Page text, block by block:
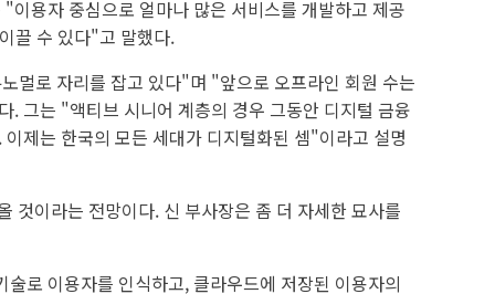
용자 중심으로 얼마나 많은 서비스를 개발하고 제공
끌 수 있다"고 말했다.
멀로 자리를 잡고 있다"며 "앞으로 오프라인 회원 수는
. 그는 "액티브 시니어 계층의 경우 그동안 디지털 금융
제는 한국의 모든 세대가 디지털화된 셈"이라고 설명
것이라는 전망이다. 신 부사장은 좀 더 자세한 묘사를
로 이용자를 인식하고, 클라우드에 저장된 이용자의